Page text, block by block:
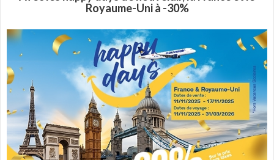
Royaume-Uni à -30%